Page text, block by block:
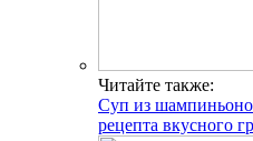
Читайте также:
Суп из
рецепта вкусного